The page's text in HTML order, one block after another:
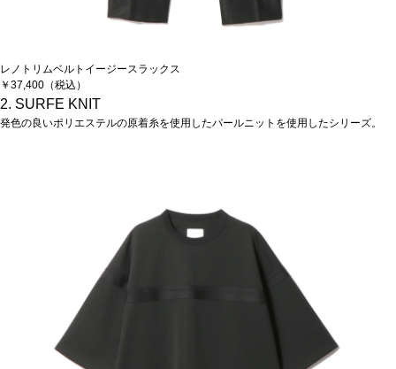
レノトリムベルトイージースラックス
￥37,400（税込）
2. SURFE KNIT
発色の良いポリエステルの原着糸を使用したパールニットを使用したシリーズ。